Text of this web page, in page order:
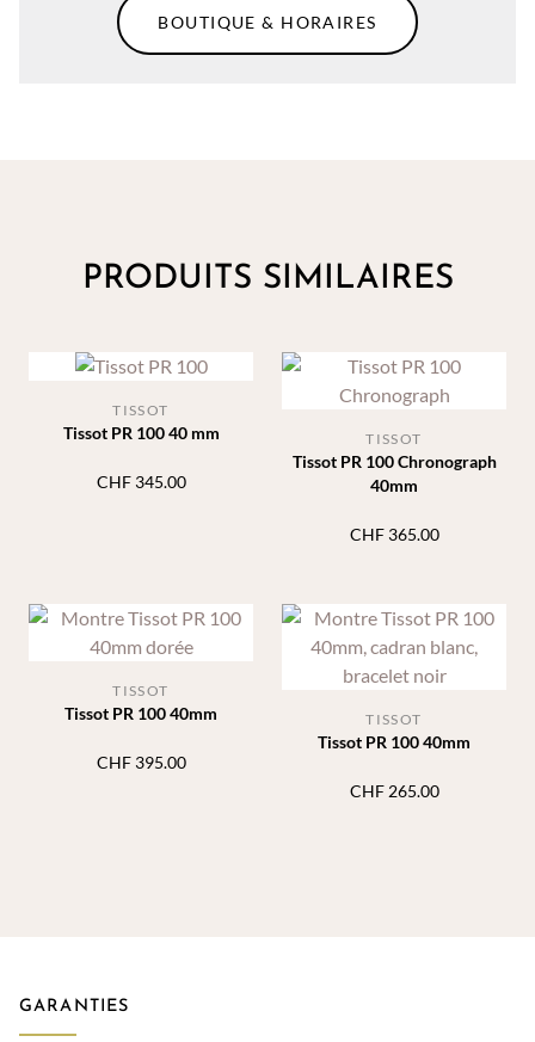
BOUTIQUE & HORAIRES
PRODUITS SIMILAIRES
Tissot PR 100 40 mm
TISSOT
CHF345.00
Tissot PR 100 Chronograph
40mm
TISSOT
CHF365.00
Tissot PR 100 40mm
TISSOT
CHF395.00
Tissot PR 100 40mm
TISSOT
CHF265.00
GARANTIES